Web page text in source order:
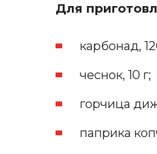
Для
карбонад,
чеснок, 10 г;
горчица
паприка